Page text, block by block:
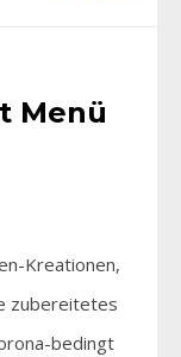
Menü
Kreationen,
zubereitetes
bedingt